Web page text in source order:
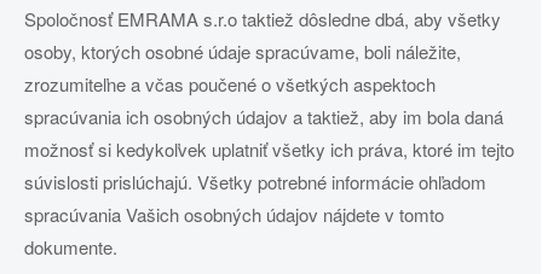
Spoločnosť EMRAMA s.r.o taktiež dôsledne dbá, aby všetky
osoby, ktorých osobné údaje spracúvame, boli náležite,
zrozumiteľne a včas poučené o všetkých aspektoch
spracúvania ich osobných údajov a taktiež, aby im bola daná
možnosť si kedykoľvek uplatniť všetky ich práva, ktoré im tejto
súvislosti prislúchajú. Všetky potrebné informácie ohľadom
spracúvania Vašich osobných údajov nájdete v tomto
dokumente.